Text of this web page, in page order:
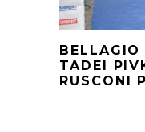
BELLAGIO
TADEI
RUSCONI